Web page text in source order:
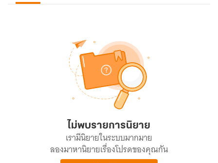
ไม่พบรายการนิยาย
เรามีนิยายในระบบมากมาย
ลองมาหานิยายเรื่องโปรดของคุณกัน